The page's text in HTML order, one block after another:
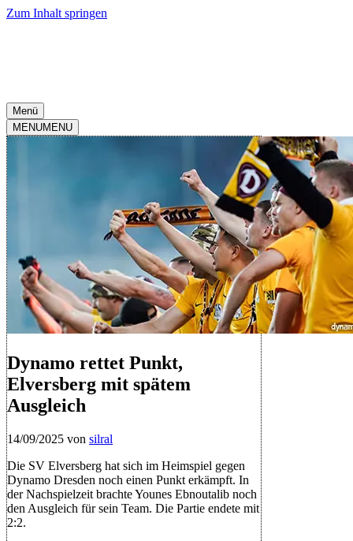
Zum Inhalt springen
Menü
MENUMENU
Dynamo rettet Punkt,
Elversberg mit spätem
Ausgleich
14/09/2025 von silral
Die SV Elversberg hat sich im Heimspiel gegen
Dynamo Dresden noch einen Punkt erkämpft. In
der Nachspielzeit brachte Younes Ebnoutalib noch
den Ausgleich für sein Team. Die Partie endete mit
2:2.